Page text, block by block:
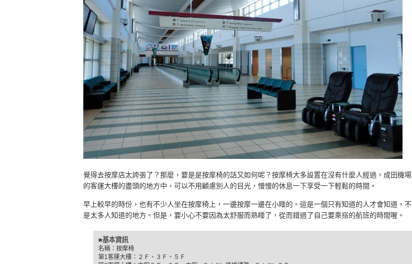
覺得去按摩店太誇張了？那麼，要是是按摩椅的話又如何呢？按摩椅大多設置在沒有什麼人經過，成田機場
的客運大樓的盡頭的地方中，可以不用顧慮別人的目光，慢慢的休息一下享受一下輕鬆的時間。
早上較早的時份，也有不少人坐在按摩椅上，一邊按摩一邊在小睡的。這是一個只有知道的人才會知道，不
是太多人知道的地方。但是，要小心不要因為太舒服而熟睡了，從而錯過了自己要乘搭的航班的時間喔。
■基本資訊
名稱：按摩椅
第1客運大樓：２Ｆ、３Ｆ、５Ｆ